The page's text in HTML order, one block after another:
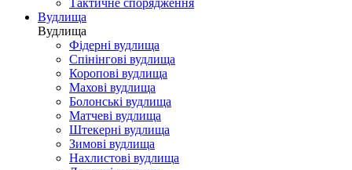
Тактичне спорядження
Вудлища
Вудлища
Фідерні вудлища
Спінінгові вудлища
Коропові вудлища
Махові вудлища
Болонські вудлища
Матчеві вудлища
Штекерні вудлища
Зимові вудлища
Нахлистові вудлища